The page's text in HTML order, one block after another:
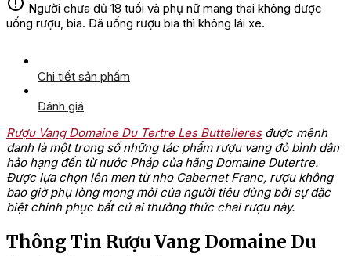
Người chưa đủ 18 tuổi và phụ nữ mang thai không được
uống rượu, bia. Đã uống rượu bia thì không lái xe.
Chi tiết sản phẩm
Đánh giá
Rượu Vang Domaine Du Tertre Les Buttelieresđược mệnh
danh là một trong số những tác phẩm rượu vang đỏ bình dân
hảo hạng đến từ nước Pháp của hãng Domaine Dutertre.
Được lựa chọn lên men từ nho Cabernet Franc, rượu không
bao giờ phụ lòng mong mỏi của người tiêu dùng bởi sự đặc
biệt chinh phục bất cứ ai thưởng thức chai rượu này.
Thông Tin Rượu Vang Domaine Du